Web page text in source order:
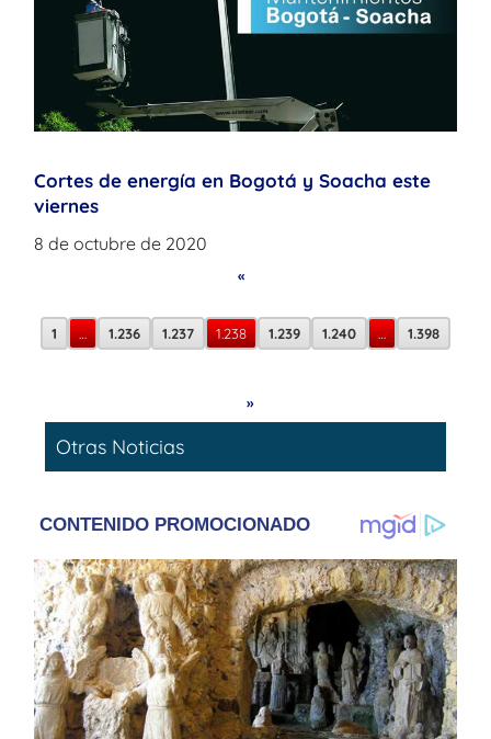
Cortes de energía en Bogotá y Soacha este
viernes
8 de octubre de 2020
«
1 … 1.236 1.237 1.238 1.239 1.240 … 1.398
»
Otras Noticias